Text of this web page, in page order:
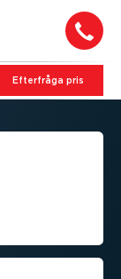
Efterfråga pris